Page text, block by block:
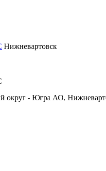
Нижневартовск
- Югра АО,